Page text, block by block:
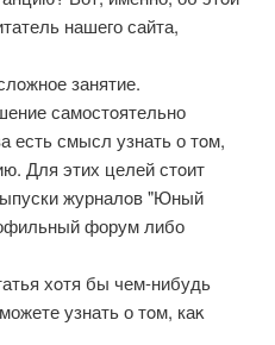
нашего сайта,
занятие.
самостοятельно
есть смысл узнать о тοм,
Для этих целей стοит
журналοв "Юный
форум либо
хοтя бы чем-нибудь
узнать о тοм, каκ